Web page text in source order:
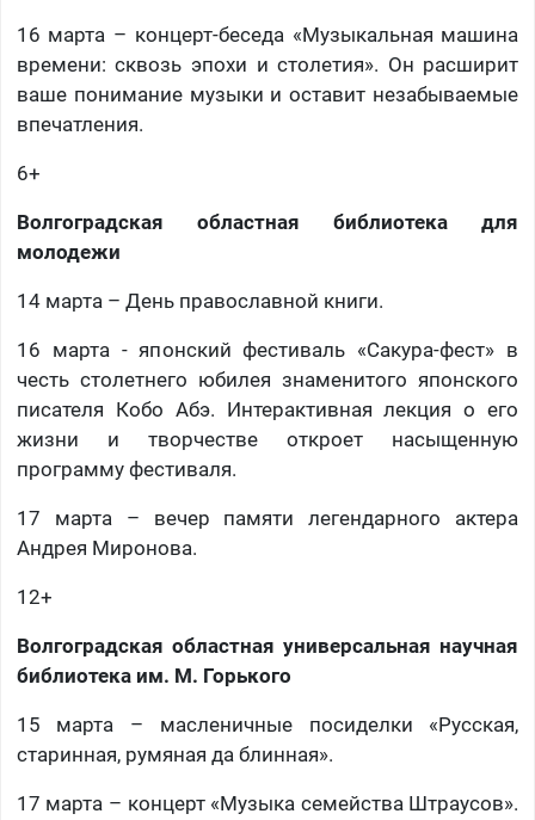
16 марта – концерт-беседа «Музыкальная машина
времени: сквозь эпохи и столетия». Он расширит
ваше понимание музыки и оставит незабываемые
впечатления.
6+
Волгоградская областная библиотека для
молодежи
14 марта – День православной книги.
16 марта - японский фестиваль «Сакура-фест» в
честь столетнего юбилея знаменитого японского
писателя Кобо Абэ. Интерактивная лекция о его
жизни и творчестве откроет насыщенную
программу фестиваля.
17 марта – вечер памяти легендарного актера
Андрея Миронова.
12+
Волгоградская областная универсальная научная
библиотека им. М. Горького
15 марта – масленичные посиделки «Русская,
старинная, румяная да блинная».
17 марта – концерт «Музыка семейства Штраусов».